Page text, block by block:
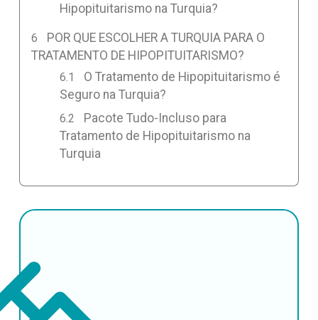
Hipopituitarismo na Turquia?
POR QUE ESCOLHER A TURQUIA PARA O
TRATAMENTO DE HIPOPITUITARISMO?
O Tratamento de Hipopituitarismo é
Seguro na Turquia?
Pacote Tudo-Incluso para
Tratamento de Hipopituitarismo na
Turquia